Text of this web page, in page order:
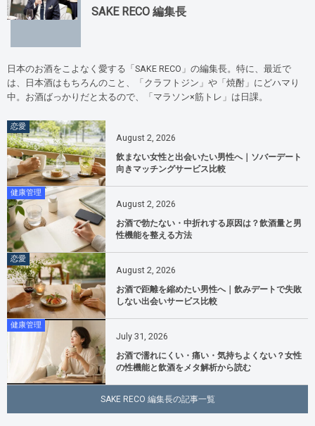
SAKE RECO 編集長
日本のお酒をこよなく愛する「SAKE RECO」の編集長。特に、最近で
は、日本酒はもちろんのこと、「クラフトジン」や「焼酎」にどハマり
中。お酒ばっかりだと太るので、「マラソン×筋トレ」は日課。
恋愛
August 2 2026
飲まない女性と出会いたい男性へ｜ソバーデート
向きマッチングサービス比較
健康管理
August 2 2026
お酒で勃たない・中折れする原因は？飲酒量と男
性機能を整える方法
恋愛
August 2 2026
お酒で距離を縮めたい男性へ｜飲みデートで失敗
しない出会いサービス比較
健康管理
July 31 2026
お酒で濡れにくい・痛い・気持ちよくない？女性
の性機能と飲酒をメタ解析から読む
SAKE RECO 編集長の記事一覧